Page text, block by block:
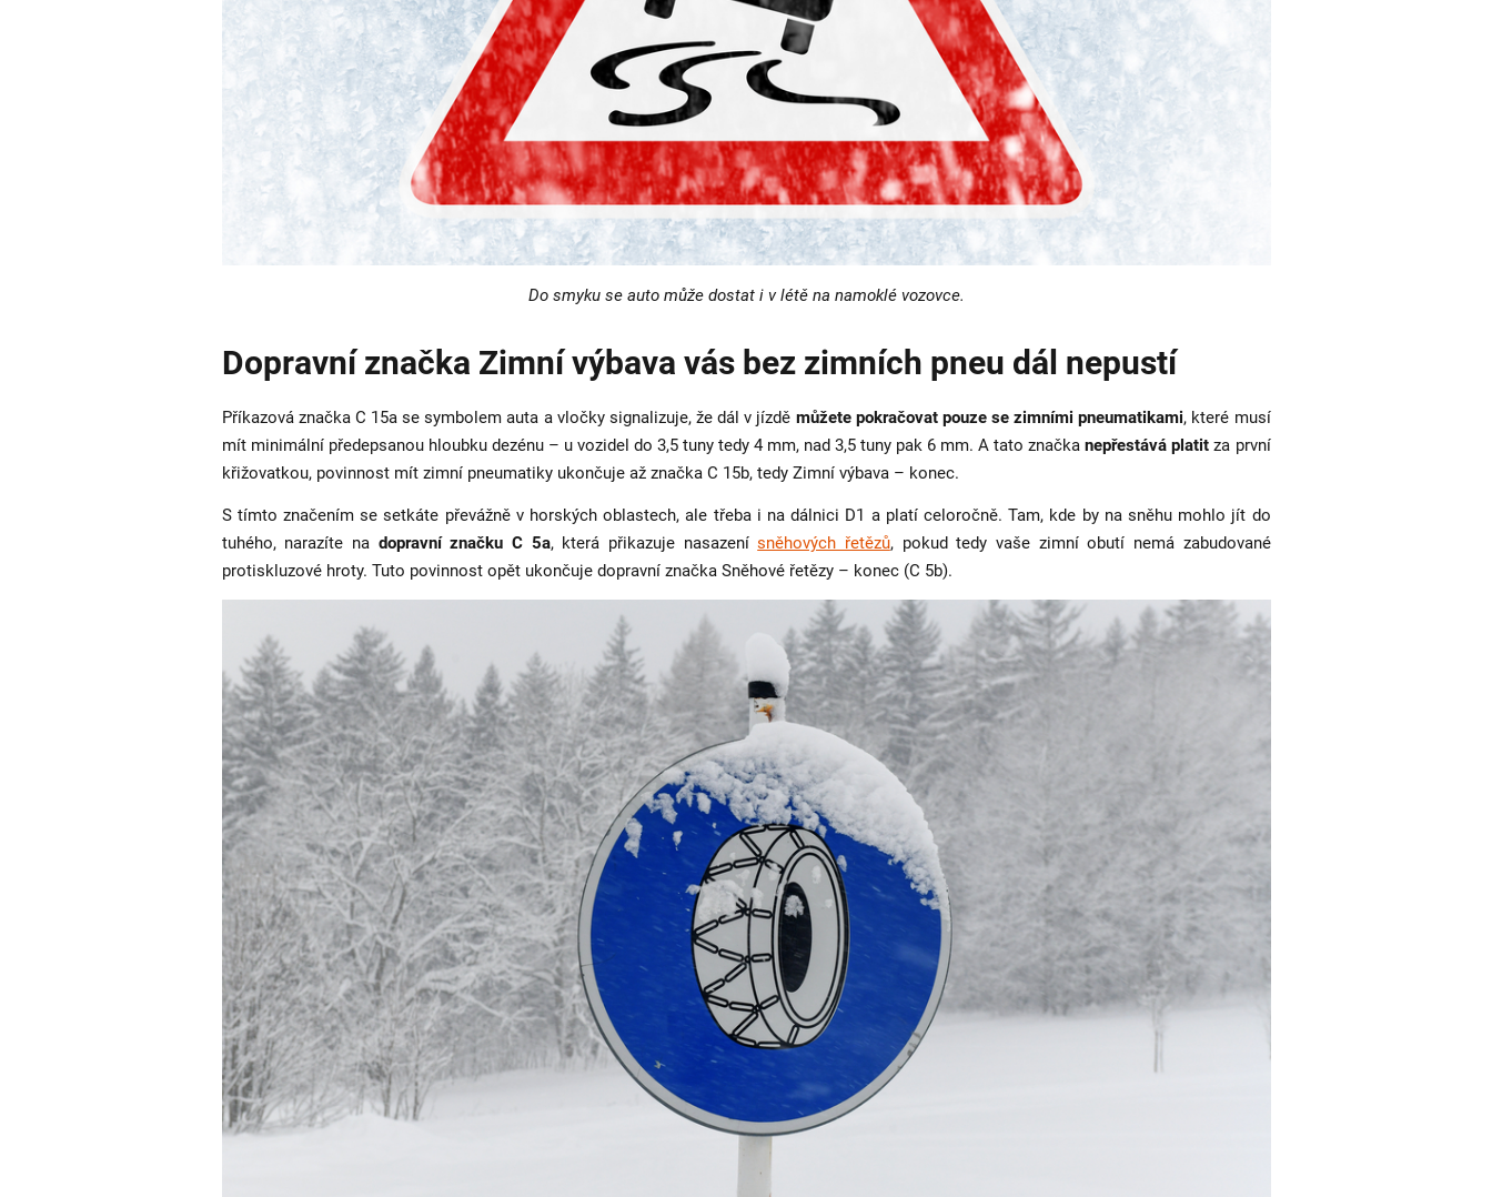
Do smyku se automůžedostat i v létě na namoklé vozovce.
Dopravní značka Zimní výbava vás bez zimních pneu dál nepustí
Příkazová značka C 15a se symbolem auta a vločky signalizuje, že dál v jízdě můžete pokračovat pouze se zimními pneumatikami, které musí
mít minimální předepsanou hloubku dezénu – u vozidel do 3,5 tuny tedy 4 mm, nad 3,5 tuny pak 6 mm. A tato značkanepřestává platitza první
křižovatkou, povinnost mít zimní pneumatiky ukončuje až značka C 15b, tedy Zimní výbava – konec.
S tímto značením se setkáte převážně v horských oblastech, ale třeba i na dálnici D1 a platí celoročně. Tam, kde by na sněhu mohlo jít do
tuhého, narazíte na dopravní značku C 5a, která přikazuje nasazenísněhových řetězů, pokud tedy vaše zimní obutí nemá zabudované
protiskluzové hroty. Tuto povinnost opět ukončuje dopravní značka Sněhové řetězy – konec (C 5b).